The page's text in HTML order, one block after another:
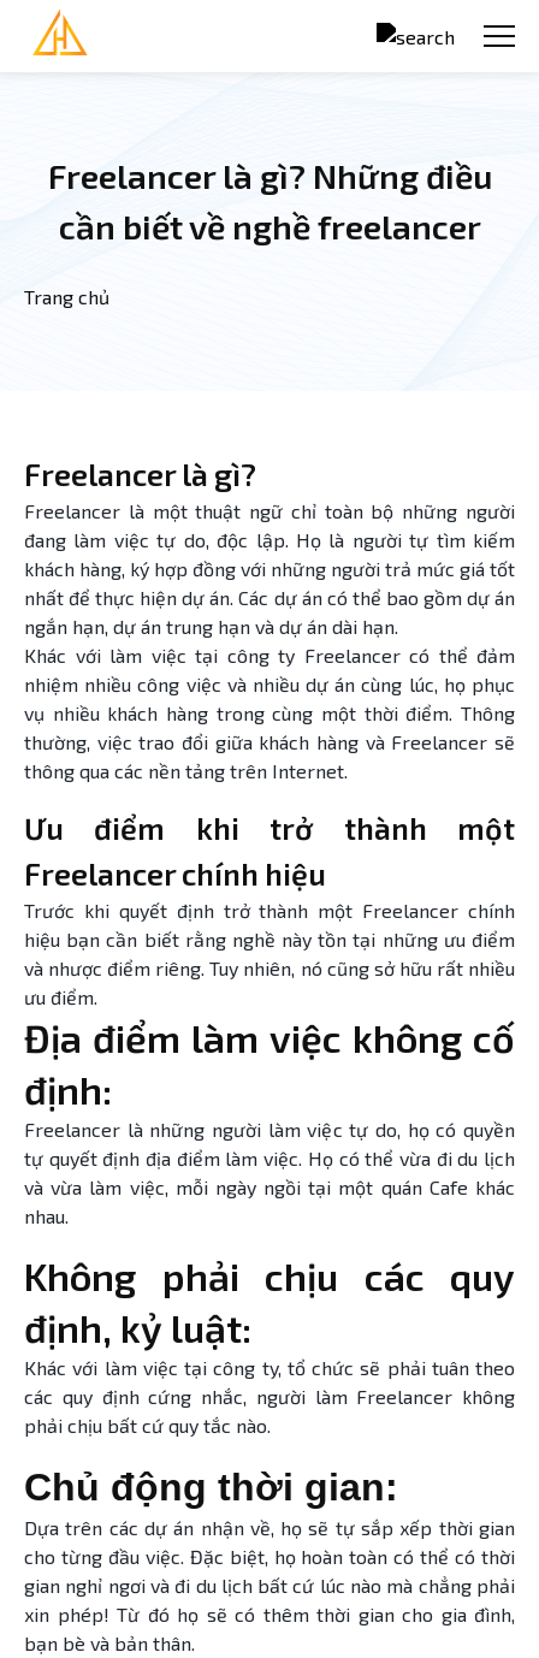
Nhảy đến nội dung
Freelancer là gì? Những điều
cần biết về nghề freelancer
Bạn đang ở đây
Trang chủ
Freelancer là gì?
Freelancer là một thuật ngữ chỉ toàn bộ những người
đang làm việc tự do, độc lập. Họ là người tự tìm kiếm
khách hàng, ký hợp đồng với những người trả mức giá tốt
nhất để thực hiện dự án. Các dự án có thể bao gồm dự án
ngắn hạn, dự án trung hạn và dự án dài hạn.
Khác với làm việc tại công ty Freelancer có thể đảm
nhiệm nhiều công việc và nhiều dự án cùng lúc, họ phục
vụ nhiều khách hàng trong cùng một thời điểm. Thông
thường, việc trao đổi giữa khách hàng và Freelancer sẽ
thông qua các nền tảng trên Internet.
Ưu điểm khi trở thành một
Freelancer chính hiệu
Trước khi quyết định trở thành một Freelancer chính
hiệu bạn cần biết rằng nghề này tồn tại những ưu điểm
và nhược điểm riêng. Tuy nhiên, nó cũng sở hữu rất nhiều
ưu điểm.
Địa điểm làm việc không cố
định:
Freelancer là những người làm việc tự do, họ có quyền
tự quyết định địa điểm làm việc. Họ có thể vừa đi du lịch
và vừa làm việc, mỗi ngày ngồi tại một quán Cafe khác
nhau.
Không phải chịu các quy
định, kỷ luật:
Khác với làm việc tại công ty, tổ chức sẽ phải tuân theo
các quy định cứng nhắc, người làm Freelancer không
phải chịu bất cứ quy tắc nào.
Chủ động thời gian:
Dựa trên các dự án nhận về, họ sẽ tự sắp xếp thời gian
cho từng đầu việc. Đặc biệt, họ hoàn toàn có thể có thời
gian nghỉ ngơi và đi du lịch bất cứ lúc nào mà chẳng phải
xin phép! Từ đó họ sẽ có thêm thời gian cho gia đình,
bạn bè và bản thân.